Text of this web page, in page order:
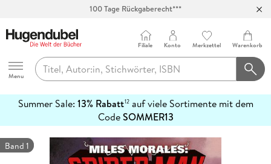
100 Tage Rückgaberecht***
Hugendubel
Menu
Filiale Konto Merkzettel Warenkorb
Summer Sale: 13% Rabatt12auf viele Sortimente mit dem
CodeSOMMER13
erfahren
Band 1